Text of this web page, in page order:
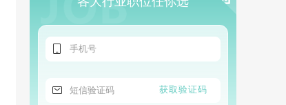

 获取验证码